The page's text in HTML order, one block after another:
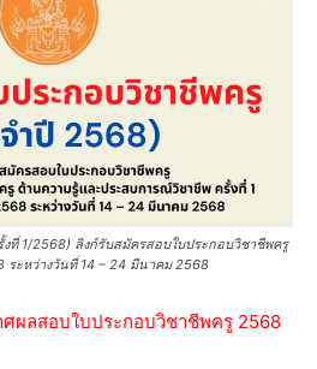
ที่ 1/2568) ลิงก์รับสมัครสอบใบประกอบวิชาชีพครู
ระหว่างวันที่ 14 – 24 มีนาคม 2568
ศผลสอบใบประกอบวิชาชีพครู 2568